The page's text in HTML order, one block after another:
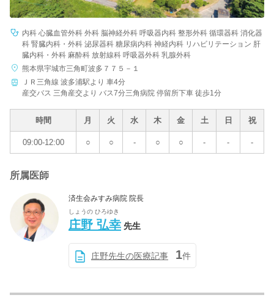
内科 心臓血管外科 外科 脳神経外科 呼吸器内科 整形外科 循環器科 消化器
科 腎臓内科・外科 泌尿器科 糖尿病内科 神経内科 リハビリテーション 肝
臓内科・外科 麻酔科 放射線科 呼吸器外科 乳腺外科
熊本県宇城市三角町波多７７５－１
ＪＲ三角線 波多浦駅より 車4分
産交バス 三角産交より バス7分三角病院 停留所下車 徒歩1分
時間 月 火 水 木 金 土 日 祝
09:00-12:00 ○ ○ - ○ ○ - - -
所属医師
済生会みすみ病院 院長
しょうの ひろゆき
庄野 弘幸 先生
庄野先生の医療記事 1件